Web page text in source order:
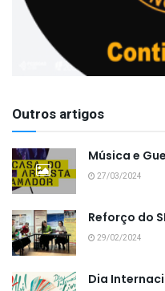
Outros artigos
Música e
27/03/2024
Reforço do
29/02/2024
Dia